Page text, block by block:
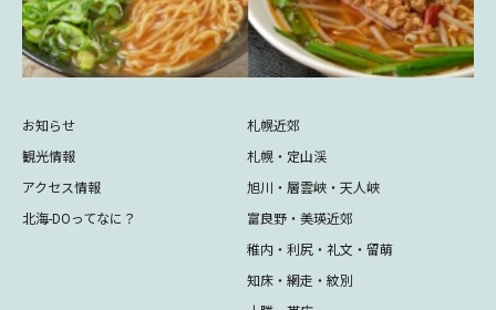
お知らせ
観光情報
アクセス情報
北海-DOってなに？
札幌近郊
札幌・定山渓
旭川・層雲峡・天人峡
富良野・美瑛近郊
稚内・利尻・礼文・留萌
知床・網走・紋別